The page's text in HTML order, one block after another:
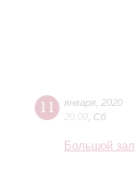
11 января 2020
20:00 Сб
Большой зал